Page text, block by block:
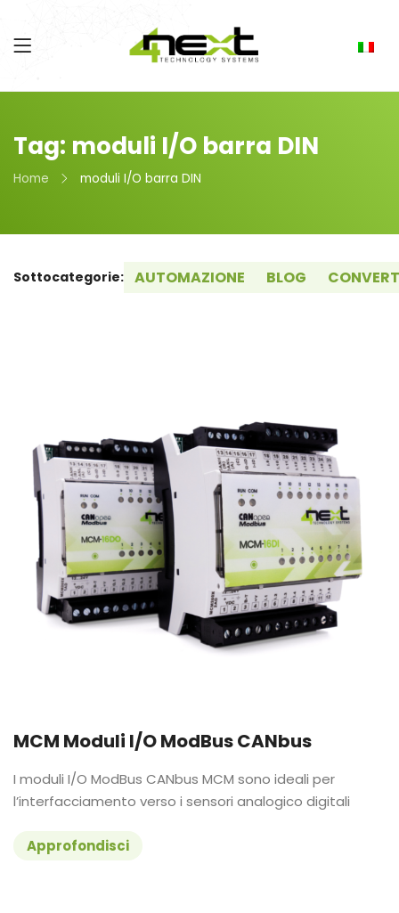
Tag: moduli I/O barra DIN
Home moduli I/O barra DIN
Sottocategorie: AUTOMAZIONE BLOG
MCM Moduli I/O ModBus CANbus
I moduli I/O ModBus CANbus MCM sono ideali per
l’interfacciamento verso i sensori analogico digitali
Approfondisci